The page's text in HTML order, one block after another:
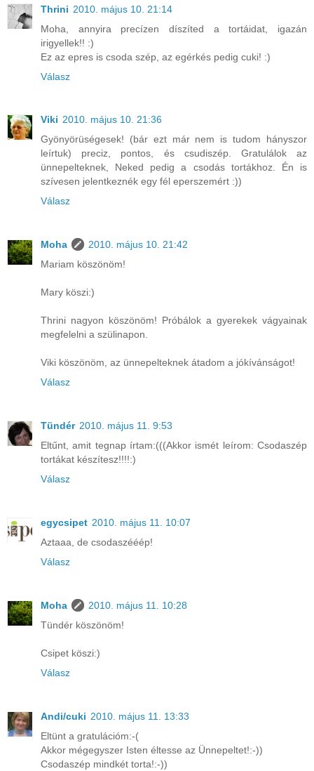
Thrini 2010. május 10. 21:14
Moha, annyira precízen díszíted a tortáidat, igazán
irigyellek!! :)
Ez az epres is csoda szép, az egérkés pedig cuki! :)
Válasz
Viki 2010. május 10. 21:36
Gyönyörüségesek! (bár ezt már nem is tudom hányszor
leírtuk) preciz, pontos, és csudiszép. Gratulálok az
ünnepelteknek, Neked pedig a csodás tortákhoz. Én is
szívesen jelentkeznék egy fél eperszemért :))
Válasz
Moha
2010. május 10. 21:42
Mariam köszönöm!
Mary köszi:)
Thrini nagyon köszönöm! Próbálok a gyerekek vágyainak
megfelelni a szülinapon.
Viki köszönöm, az ünnepelteknek átadom a jókívánságot!
Válasz
Tündér 2010. május 11. 9:53
Eltűnt, amit tegnap írtam:(((Akkor ismét leírom: Csodaszép
tortákat készítesz!!!!:)
Válasz
egycsipet 2010. május 11. 10:07
Aztaaa, de csodaszééép!
Válasz
Moha
2010. május 11. 10:28
Tündér köszönöm!
Csipet köszi:)
Válasz
Andi/cuki 2010. május 11. 13:33
Eltünt a gratulációm:-(
Akkor mégegyszer Isten éltesse az Ünnepeltet!:-))
Csodaszép mindkét torta!:-))